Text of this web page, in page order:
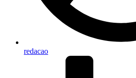
redacao